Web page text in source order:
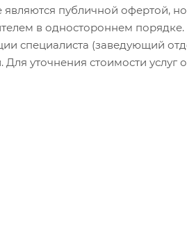
являются публичной офертой,
в одностороннем порядке.
специалиста (заведующий
уточнения стоимости услуг